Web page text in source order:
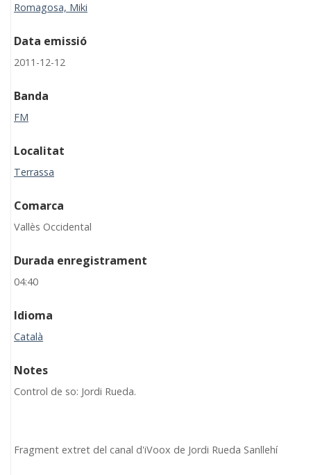
Romagosa, Miki
Data emissió
2011-12-12
Banda
FM
Localitat
Terrassa
Comarca
Vallès Occidental
Durada enregistrament
04:40
Idioma
Català
Notes
Control de so: Jordi Rueda.
Fragment extret del canal d'iVoox de Jordi Rueda Sanllehí